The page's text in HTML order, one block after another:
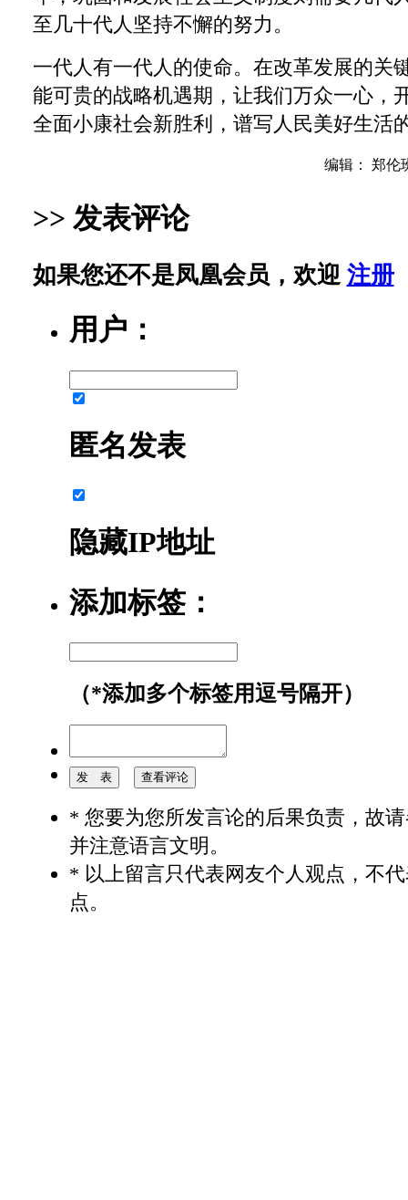
至几十代人坚持不懈的努力。
一代人有一代人的使命。在改革发展的关
能可贵的战略机遇期，让我们万众一心，
全面小康社会新胜利，谱写人民美好生活
编辑： 郑伦
>> 发表评论
如果您还不是凤凰会员，欢迎 注册
用户：
匿名发表
隐藏IP地址
添加标签：
（*添加多个标签用逗号隔开）
* 您要为您所发言论的后果负责，故
并注意语言文明。
* 以上留言只代表网友个人观点，不
点。